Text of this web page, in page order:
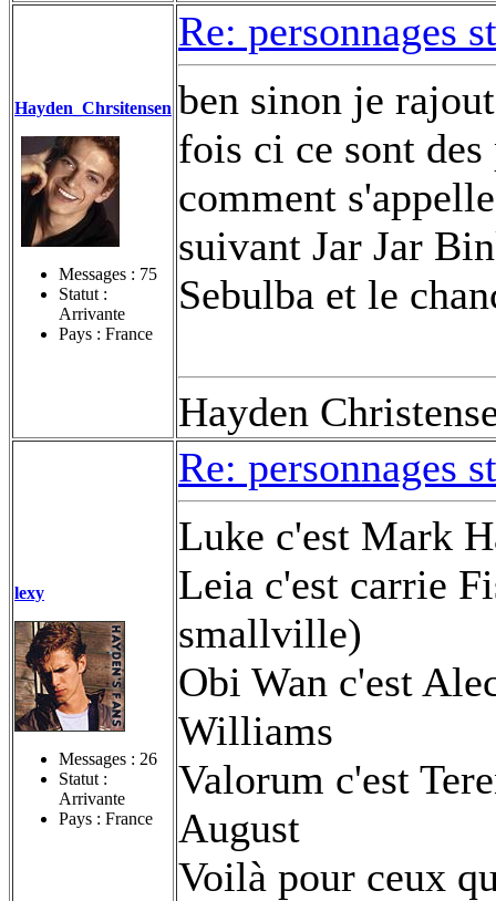
Hayden_Chrsitensen
Messages : 75
Statut :
Arrivante
Pays : France
Re: personnages
ben sinon je
fois ci ce sont des
comment
suivant Jar Jar
Sebulba et le
Hayden
lexy
Messages : 26
Statut :
Arrivante
Pays : France
Re: personnages
Luke c'est Mark
Leia c'est carrie
smallville)
Obi Wan c'est
Williams
Valorum c'est
August
Voilà pour ceux